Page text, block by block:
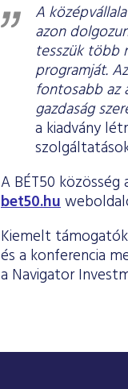
A
azon
tesszük több
programját.
fontosabb az
gazdaság
a kiadvány
A BÉT50
bet50.hu
Kiemelt
és a konferencia
a Navigator